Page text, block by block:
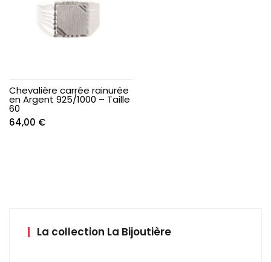
Chevalière carrée rainurée
en Argent 925/1000 – Taille
60
64,00 €
La collection La Bijoutière